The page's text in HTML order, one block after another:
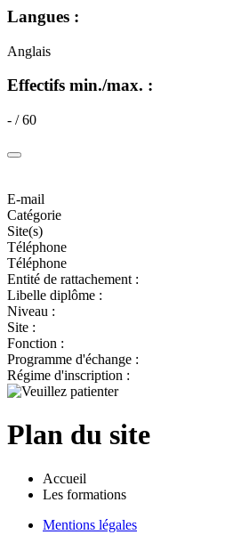
Langues :
Anglais
Effectifs min./max. :
- / 60
E-mail
Catégorie
Site(s)
Téléphone
Téléphone
Entité de rattachement :
Libelle diplôme :
Niveau :
Site :
Fonction :
Programme d'échange :
Régime d'inscription :
Plan du site
Accueil
Les formations
Mentions légales